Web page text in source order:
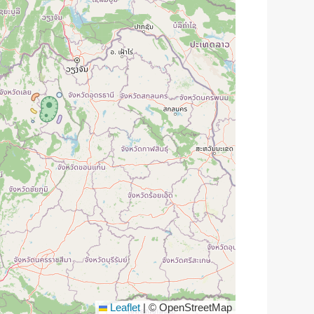
Leaflet | © OpenStreetMap